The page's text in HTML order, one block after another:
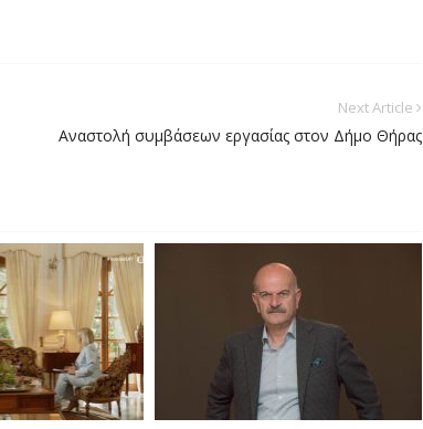
Next Article
Αναστολή συμβάσεων εργασίας στον Δήμο Θήρας